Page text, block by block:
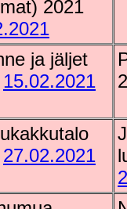
2021
ja jäljet
15.02.2021
27.02.2021